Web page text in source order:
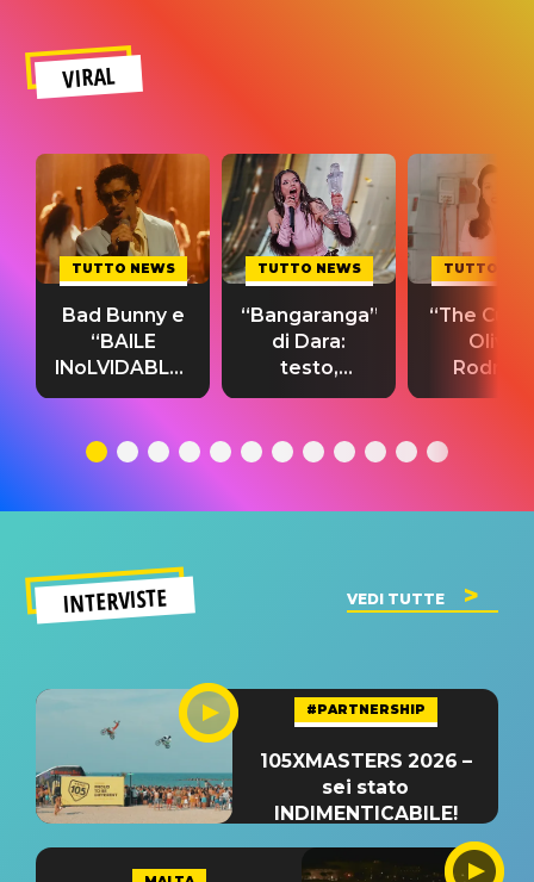
VIRAL
TUTTO NEWS
Bad Bunny e
“BAILE
INoLVIDABLE”:
testo,
significato
TUTTO NEWS
“Bangaranga”
di Dara:
testo,
traduzione e
del singolo
TUTTO
“The
Olivia
testo,
INTERVISTE VEDI TUTTE
#PARTNERSHIP
105XMASTERS 2026 –
sei stato
INDIMENTICABILE!